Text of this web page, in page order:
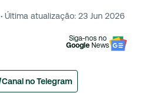
· Última atualização: 23 Jun 2026
Siga-nos no
Google News
Canal no Telegram